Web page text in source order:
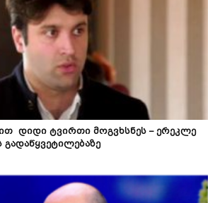
დიდი ტვირთი მოგვხსნეს – ერეკლე